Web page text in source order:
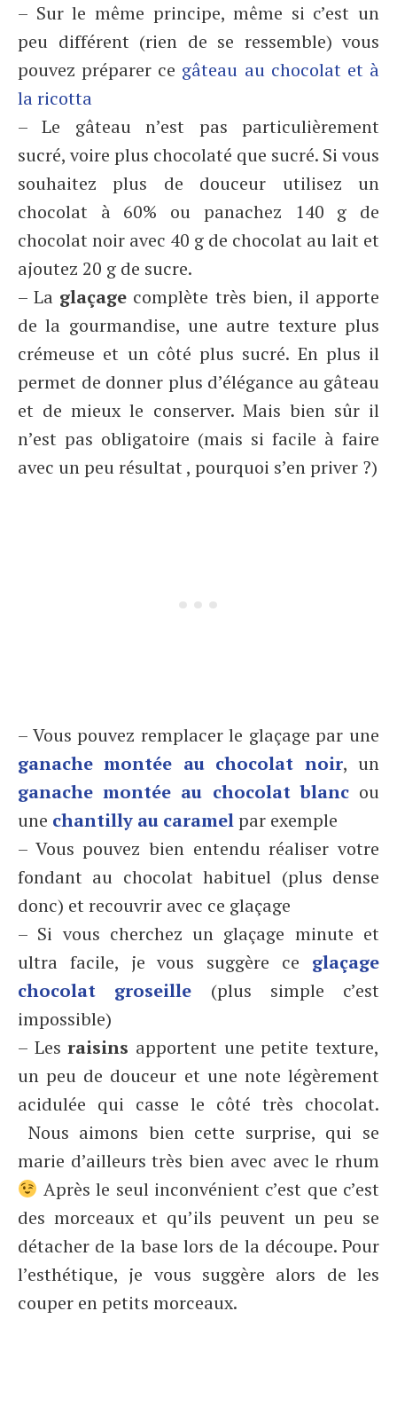
– Sur le même principe, même si c’est un
peu différent (rien de se ressemble) vous
pouvez préparer ce gâteau au chocolat et à
la ricotta
– Le gâteau n’est pas particulièrement
sucré, voire plus chocolaté que sucré. Si vous
souhaitez plus de douceur utilisez un
chocolat à 60% ou panachez 140 g de
chocolat noir avec 40 g de chocolat au lait et
ajoutez 20 g de sucre.
– La glaçage complète très bien, il apporte
de la gourmandise, une autre texture plus
crémeuse et un côté plus sucré. En plus il
permet de donner plus d’élégance au gâteau
et de mieux le conserver. Mais bien sûr il
n’est pas obligatoire (mais si facile à faire
avec un peu résultat , pourquoi s’en priver ?)
– Vous pouvez remplacer le glaçage par une
ganache montée au chocolat noir, un
ganache montée au chocolat blanc ou
une chantilly au caramelpar exemple
– Vous pouvez bien entendu réaliser votre
fondant au chocolat habituel (plus dense
donc) et recouvrir avec ce glaçage
– Si vous cherchez un glaçage minute et
ultra facile, je vous suggère ce glaçage
chocolat groseille (plus simple c’est
impossible)
– Lesraisins apportent une petite texture,
un peu de douceur et une note légèrement
acidulée qui casse le côté très chocolat.
Nous aimons bien cette surprise, qui se
marie d’ailleurs très bien avec avec le rhum
Après le seul inconvénient c’est que c’est
des morceaux et qu’ils peuvent un peu se
détacher de la base lors de la découpe. Pour
l’esthétique, je vous suggère alors de les
couper en petits morceaux.